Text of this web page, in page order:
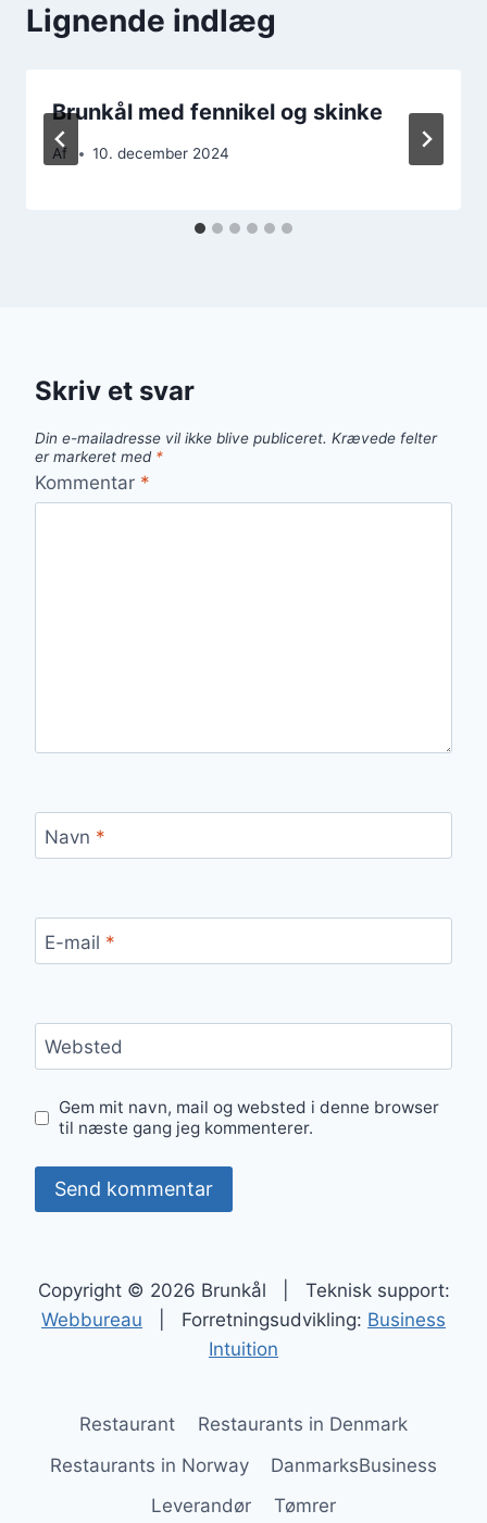
Lignende indlæg
Brunkål med fennikel og skinke
Af 10. december 2024
Skriv et svar
Din e-mailadresse vil ikke blive publiceret. Krævede felter
er markeret med *
Kommentar *
Navn *
E-mail *
Websted
Gem mit navn, mail og websted i denne browser
til næste gang jeg kommenterer.
Copyright © 2026 Brunkål | Teknisk support:
Webbureau | Forretningsudvikling: Business
Intuition
Restaurant
Restaurants in Denmark
Restaurants in Norway
DanmarksBusiness
Leverandør
Tømrer